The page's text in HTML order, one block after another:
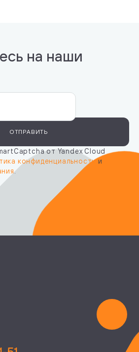
на наши
ОТПРАВИТЬ
от Yandex Cloud
конфиденциальностии
.